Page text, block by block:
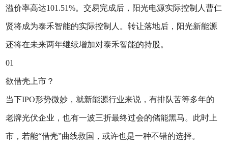
溢价率高达101.51%。交易完成后，阳光电源实际控制人曹仁
贤将成为泰禾智能的实际控制人。转让落地后，阳光新能源
还将在未来两年继续增加对泰禾智能的持股。
01
欲借壳上市？
当下IPO形势微妙，就新能源行业来说，有排队苦等多年的
老牌光伏企业，也有一波三折最终过会的储能黑马。此时上
市，若能“借壳”曲线救国，或许也是一种不错的选择。